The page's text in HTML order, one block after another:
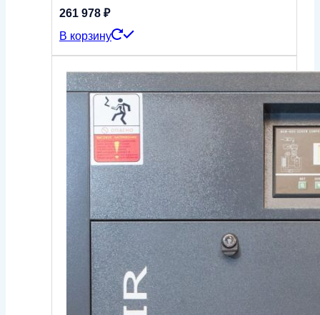
261 978 ₽
В корзину